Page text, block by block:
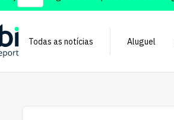
Todas as notícias Aluguel